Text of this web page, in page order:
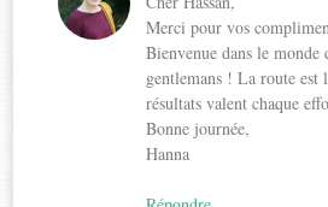
Merci pour vos
Bienvenue dans le monde
gentlemans ! La route est
résultats valent chaque
Bonne journée,
Hanna